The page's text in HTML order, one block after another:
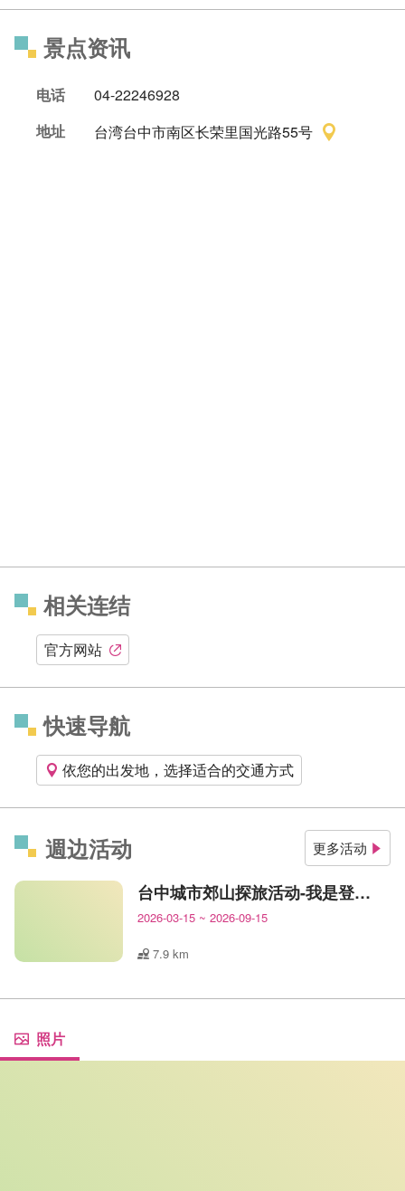
景点资讯
电话
04-22246928
地址
台湾台中市南区长荣里国光路55号
相关连结
官方网站
快速导航
依您的出发地，选择适合的交通方式
週边活动 更多活动
台中城市郊山探旅活动-我是登山王
2026-03-15 ~ 2026-09-15
7.9 km
照片